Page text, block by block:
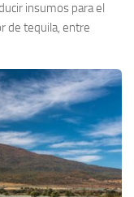
insumos para el
de tequila, entre